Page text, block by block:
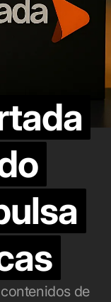
de
hacer